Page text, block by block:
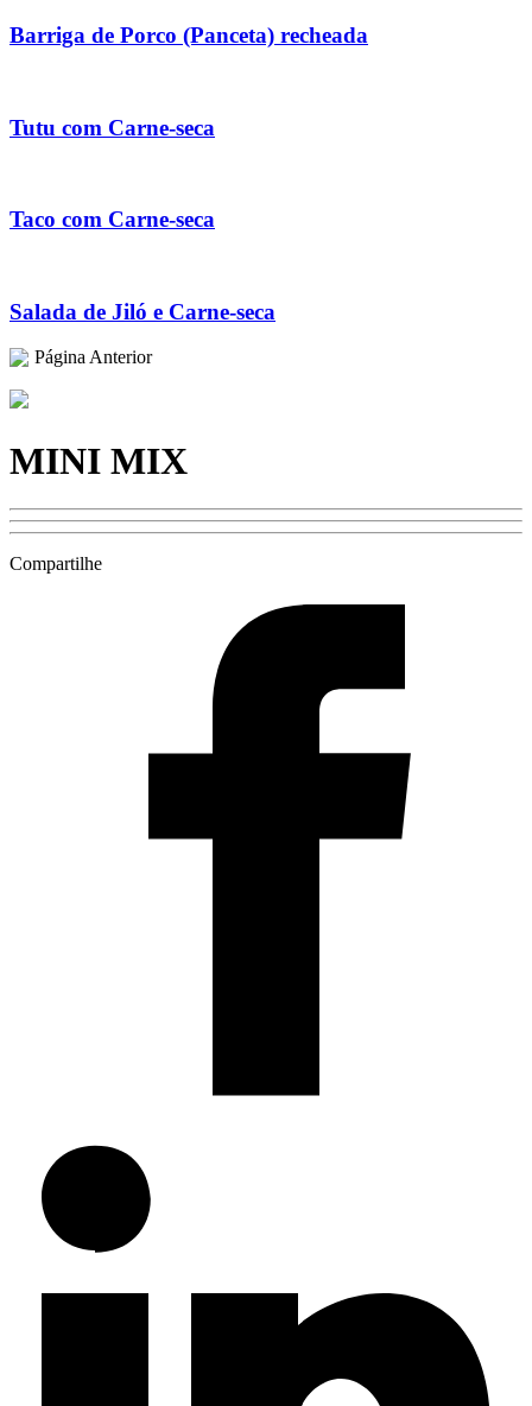
Barriga de Porco (Panceta) recheada
Tutu com Carne-seca
Taco com Carne-seca
Salada de Jiló e Carne-seca
Página Anterior
MINI MIX
Compartilhe